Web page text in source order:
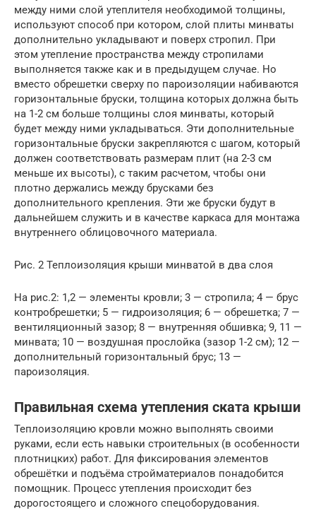
между ними слой утеплителя необходимой толщины,
используют способ при котором, слой плиты минваты
дополнительно укладывают и поверх стропил. При
этом утепление пространства между стропилами
выполняется также как и в предыдущем случае. Но
вместо обрешетки сверху по пароизоляции набиваются
горизонтальные бруски, толщина которых должна быть
на 1-2 см больше толщины слоя минваты, который
будет между ними укладываться. Эти дополнительные
горизонтальные бруски закрепляются с шагом, который
должен соответствовать размерам плит (на 2-3 см
меньше их высоты), с таким расчетом, чтобы они
плотно держались между брусками без
дополнительного крепления. Эти же бруски будут в
дальнейшем служить и в качестве каркаса для монтажа
внутреннего облицовочного материала.
Рис. 2 Теплоизоляция крыши минватой в два слоя
На рис.2: 1,2 — элементы кровли; 3 — стропила; 4 — брус
контробрешетки; 5 — гидроизоляция; 6 — обрешетка; 7 —
вентиляционный зазор; 8 — внутренняя обшивка; 9, 11 —
минвата; 10 — воздушная прослойка (зазор 1-2 см); 12 —
дополнительный горизонтальный брус; 13 —
пароизоляция.
Правильная схема утепления ската крыши
Теплоизоляцию кровли можно выполнять своими
руками, если есть навыки строительных (в особенности
плотницких) работ. Для фиксирования элементов
обрешётки и подъёма стройматериалов понадобится
помощник. Процесс утепления происходит без
дорогостоящего и сложного спецоборудования.